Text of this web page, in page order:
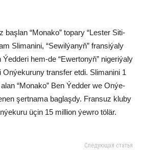
baş­lan “Mo­na­ko” to­pa­ry “Les­ter Si­ti­
Sli­ma­ni­ni, “Se­wil­ýa­nyň” fran­si­ýa­ly
hem-de “Ewer­to­nyň” ni­ge­ri­ýa­ly
trans­fer et­di. Sli­ma­ni­ni 1
“Mo­na­ko” Ben Ýed­der we On­ýe­
şert­na­ma bag­laş­dy. Fran­suz klu­by
üçi­n 15 mil­li­on ýew­ro tö­lär.
Следующая статья